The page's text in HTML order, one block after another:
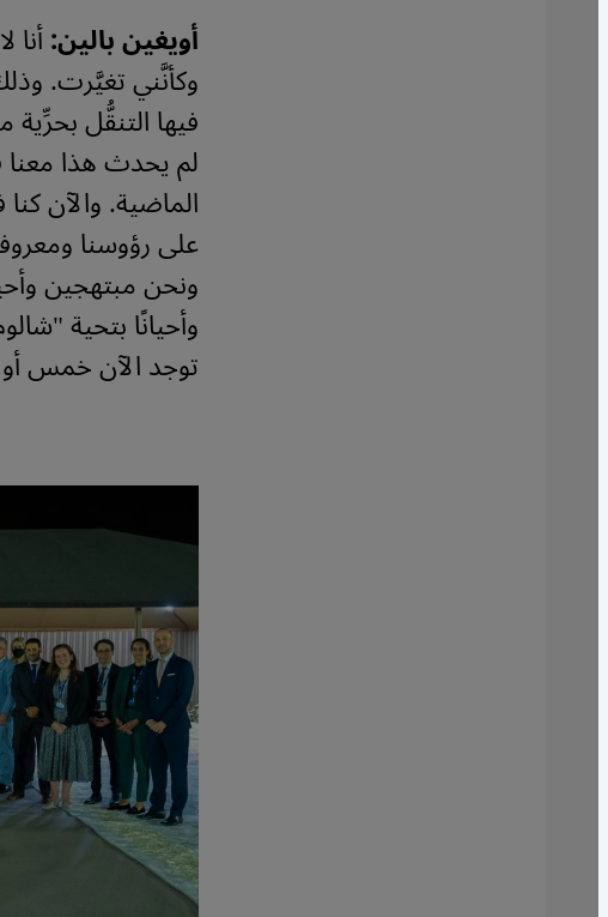
أويغين بالين:
وكأنَّني تغيَّرت.
فيها التنقُّل
لم يحدث هذا معنا
الماضية. والآن
على رؤوسنا
ونحن مبتهجين
وأحيانًا بتحية
توجد الآن خمس